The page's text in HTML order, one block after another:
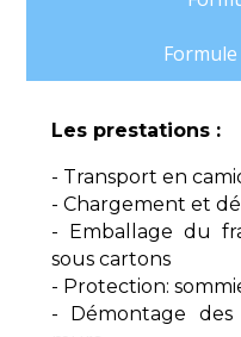
Les prestations :
- Transport en
- Chargement et
- Emballage du
sous cartons
- Protection:
- Démontage